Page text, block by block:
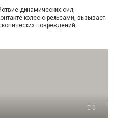
динамических сил,
колес с рельсами, вызывает
повреждений
0